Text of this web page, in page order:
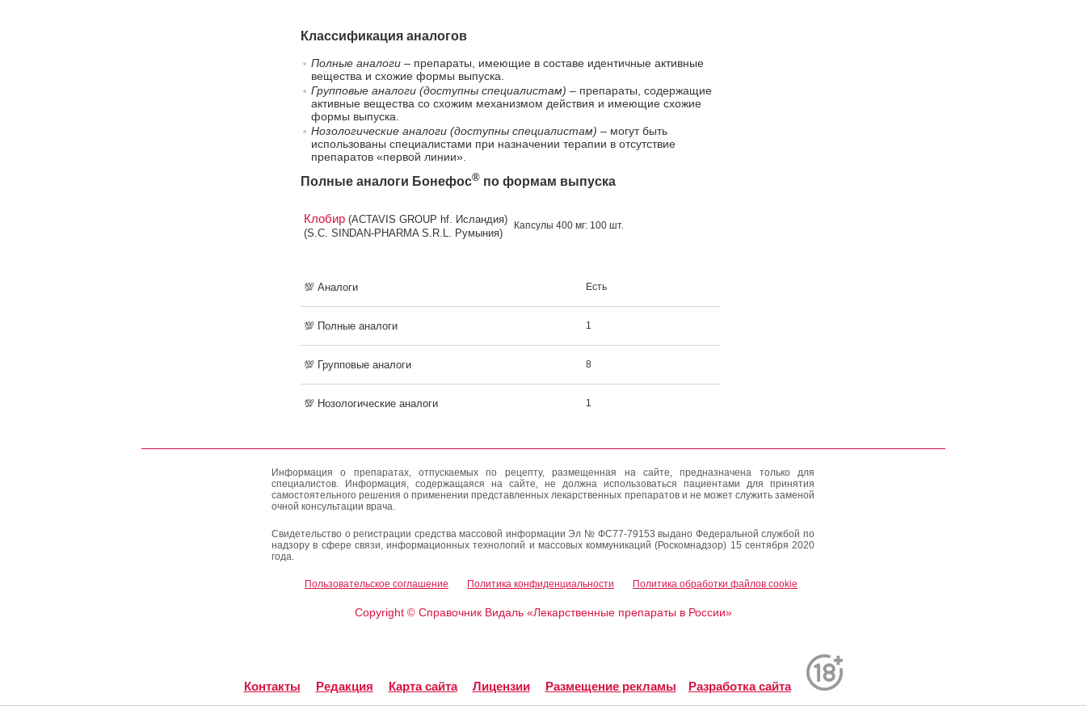
Классификация аналогов
Полные аналоги– препараты, имеющие в составе идентичные активные
вещества и схожие формы выпуска.
Групповые аналоги (доступны специалистам) – препараты, содержащие
активные вещества со схожим механизмом действия и имеющие схожие
формы выпуска.
Нозологические аналоги (доступны специалистам) – могут быть
использованы специалистами при назначении терапии в отсутствие
препаратов «первой линии».
Полные аналоги Бонефос®по формам выпуска
Клобир (ACTAVIS GROUP hf. Исландия)
(S.C. SINDAN-PHARMA S.R.L. Румыния)
Кап­су­лы 400 мг: 100 шт.
💯 Аналоги Есть
💯 Полные аналоги 1
💯 Групповые аналоги 8
💯 Нозологические аналоги 1
Информация о препаратах, отпускаемых по рецепту, размещенная на сайте, предназначена только для
специалистов. Информация, содержащаяся на сайте, не должна использоваться пациентами для принятия
самостоятельного решения о применении представленных лекарственных препаратов и не может служить заменой
очной консультации врача.
Свидетельство о регистрации средства массовой информации Эл № ФС77-79153 выдано Федеральной службой по
надзору в сфере связи, информационных технологий и массовых коммуникаций (Роскомнадзор) 15 сентября 2020
года.
Пользовательское соглашение Политика конфиденциальности Политика обработки файлов cookie
Copyright ©Справочник Видаль «Лекарственные препараты в России»
Контакты Редакция Карта сайта Лицензии Размещение рекламы Разработка сайта